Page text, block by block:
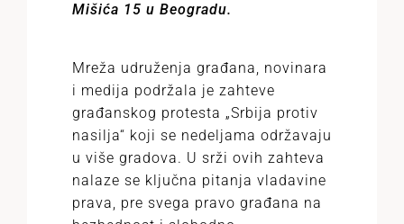
Mišića 15 u Beogradu.
Mreža udruženja građana, novinara
i medija podržala je zahteve
građanskog protesta „Srbija protiv
nasilja“ koji se nedeljama održavaju
u više gradova. U srži ovih zahteva
nalaze se ključna pitanja vladavine
prava, pre svega pravo građana na